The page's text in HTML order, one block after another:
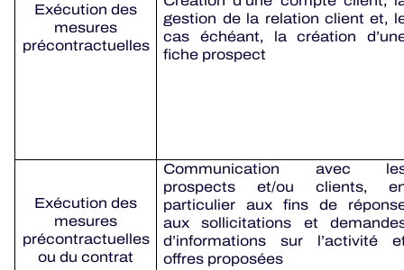
Exécution des
mesures
précontractuelles
gestion de la relation client et,
cas échéant, la création
fiche prospect
Exécution des
mesures
précontractuelles
ou du contrat
Communication avec
prospects et/ou clients,
particulier aux fins de
aux sollicitations et
d’informations sur l’activité
offres proposées